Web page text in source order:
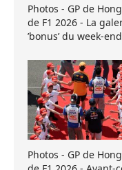
Photos - GP de
de F1 2026 - La
’bonus’ du week-end
Photos - GP de